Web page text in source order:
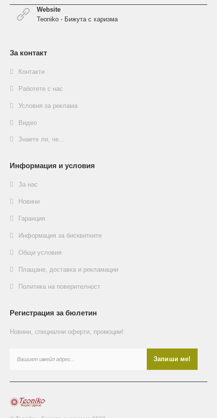
Website
Teoniko - Бижута с харизма
За контакт
Контакти
Работете с нас
Условия за реклама
Видео
Знаете ли, че...
Информация и условия
За нас
Новини
Гаранция
Информация за бисквитките
Общи условия
Плащане, доставка и рекламации
Политика на поверителност
Регистрация за бюлетин
Новини, специални оферти, промоции!